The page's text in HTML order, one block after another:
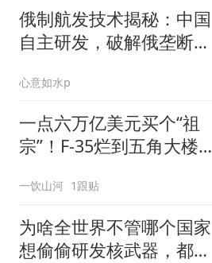
俄制航发技术揭秘：中国
自主研发，破解俄垄断之
心意如水p
一点六万亿美元买个“祖
宗”！F-35烂到五角大楼自
捂出个未来？
一饮山河 1跟贴
为啥全世界不管哪个国家
想偷偷研发核武器，都会